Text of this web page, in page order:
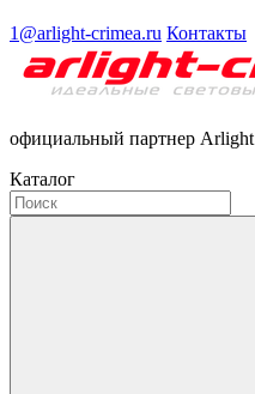
1@arlight-crimea.ru Контакты
официальный партнер Arlight
Каталог